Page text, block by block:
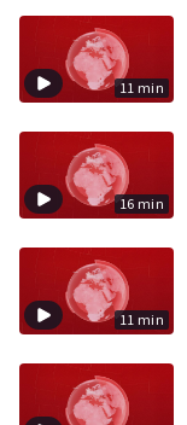
11 min
16 min
11 min